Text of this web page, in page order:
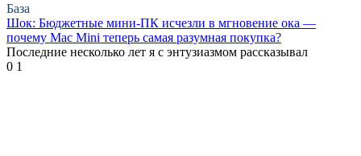
База
Шок: Бюджетные мини-ПК исчезли в мгновение ока —
почему Mac Mini теперь самая разумная покупка?
Последние несколько лет я с энтузиазмом рассказывал
0 1